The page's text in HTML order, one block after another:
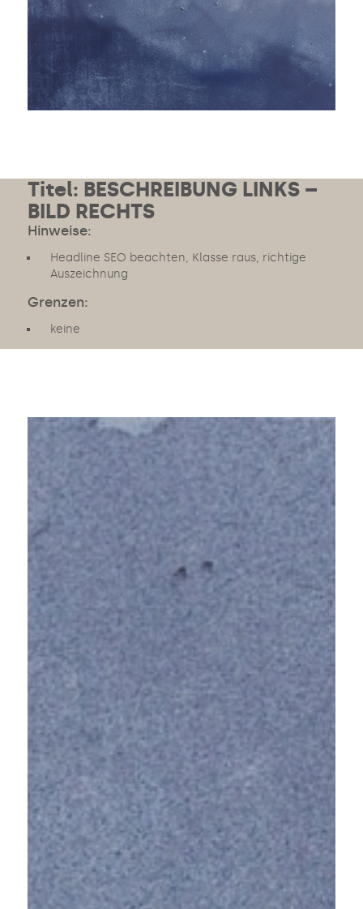
Titel: BESCHREIBUNG LINKS –
BILD RECHTS
Hinweise:
Headline SEO beachten, Klasse raus, richtige
Auszeichnung
Grenzen:
keine